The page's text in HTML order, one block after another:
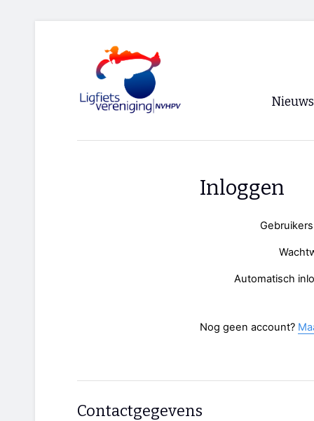
Nieuws
Inloggen
Automatisch
Nog geen account?
Contactgegevens